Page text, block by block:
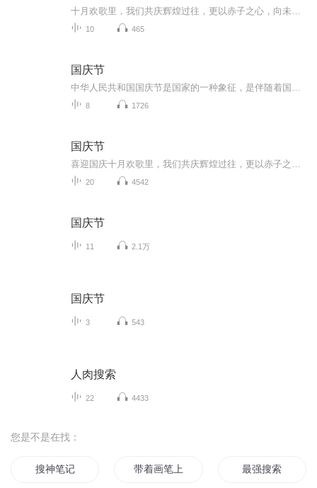
10 465
国庆节
8 1726
国庆节
20 4542
国庆节
11 2.1万
国庆节
3 543
人肉搜索
22 4433
您是不是在找：
搜神笔记 带着画笔上路 最强搜索